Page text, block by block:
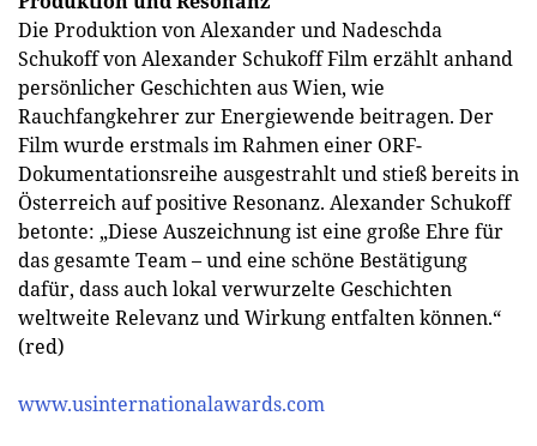
Die Produktion von Alexander und Nadeschda
Schukoff von Alexander Schukoff Film erzählt anhand
persönlicher Geschichten aus Wien, wie
Rauchfangkehrer zur Energiewende beitragen. Der
Film wurde erstmals im Rahmen einer ORF-
Dokumentationsreihe ausgestrahlt und stieß bereits in
Österreich auf positive Resonanz. Alexander Schukoff
betonte: „Diese Auszeichnung ist eine große Ehre für
das gesamte Team – und eine schöne Bestätigung
dafür, dass auch lokal verwurzelte Geschichten
weltweite Relevanz und Wirkung entfalten können.“
(red)
www.usinternationalawards.com